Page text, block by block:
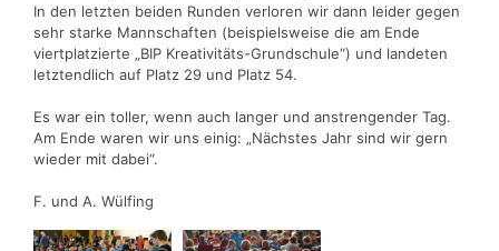
In den letzten beiden Runden verloren wir dann leider gegen
sehr starke Mannschaften (beispielsweise die am Ende
viertplatzierte „BIP Kreativitäts-Grundschule“) und landeten
letztendlich auf Platz 29 und Platz 54.
Es war ein toller, wenn auch langer und anstrengender Tag.
Am Ende waren wir uns einig: „Nächstes Jahr sind wir gern
wieder mit dabei“.
F. und A. Wülfing